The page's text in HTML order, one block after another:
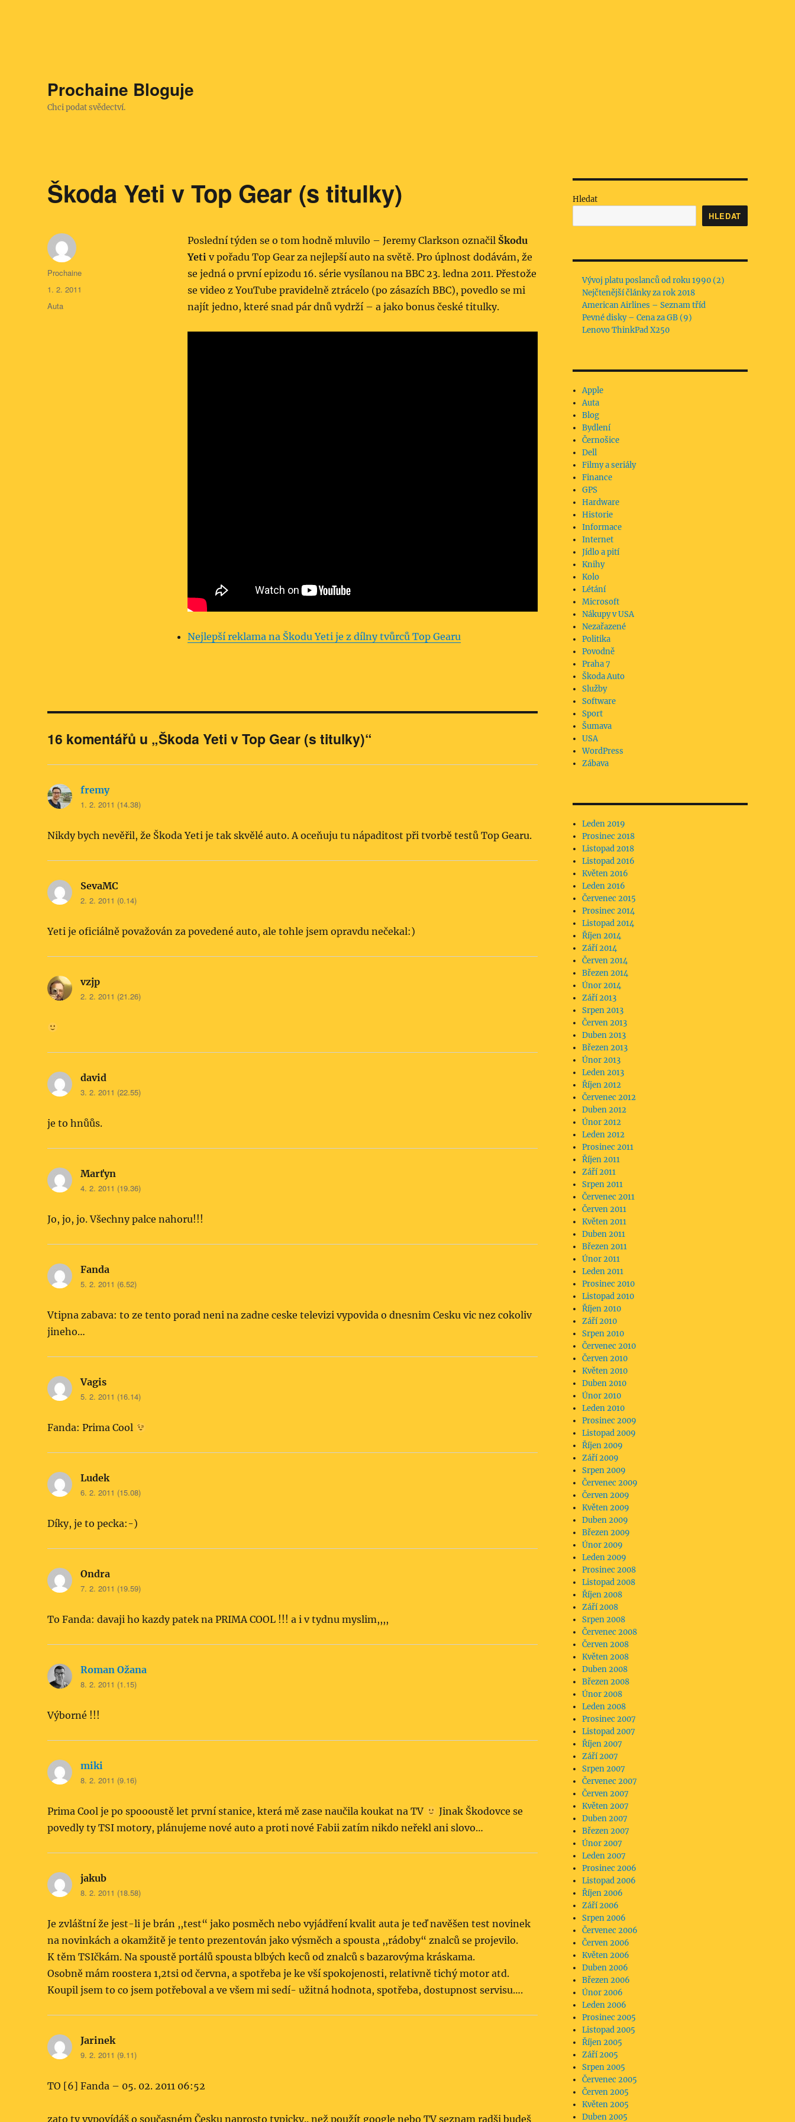
Prochaine Bloguje
Chci podat svědectví.
Škoda Yeti v Top Gear (s titulky)
Poslední týden se o tom hodně mluvilo – Jeremy Clarkson označil Škodu
Yetiv pořadu Top Gear za nejlepší auto na světě. Pro úplnost dodávám, že
se jedná o první epizodu 16. série vysílanou na BBC 23. ledna 2011. Přestože
se video z YouTube pravidelně ztrácelo (po zásazích BBC), povedlo se mi
najít jedno, které snad pár dnů vydrží – a jako bonus české titulky.
Nejlepší reklama na Škodu Yeti je z dílny tvůrců Top Gearu
Autor:
Prochaine
Publikováno:
1. 2. 2011
Rubriky:
Auta
16 komentářů u „Škoda Yeti v Top Gear (s titulky)“
fremynapsal:
1. 2. 2011 (14.38)
Nikdy bych nevěřil, že Škoda Yeti je tak skvělé auto. A oceňuju tu nápaditost při tvorbě testů Top Gearu.
SevaMC
2. 2. 2011 (0.14)
Yeti je oficiálně považován za povedené auto, ale tohle jsem opravdu nečekal:)
vzjp
2. 2. 2011 (21.26)
david
3. 2. 2011 (22.55)
je to hnůůs.
Marťyn
4. 2. 2011 (19.36)
Jo, jo, jo. Všechny palce nahoru!!!
Fanda
5. 2. 2011 (6.52)
Vtipna zabava: to ze tento porad neni na zadne ceske televizi vypovida o dnesnim Cesku vic nez cokoliv
jineho…
Vagis
5. 2. 2011 (16.14)
Fanda: Prima Cool
Ludeknapsal:
6. 2. 2011 (15.08)
Díky, je to pecka:-)
Ondra
7. 2. 2011 (19.59)
To Fanda: davaji ho kazdy patek na PRIMA COOL !!! a i v tydnu myslim,,,,
Roman Ožana
8. 2. 2011 (1.15)
Výborné !!!
miki
8. 2. 2011 (9.16)
Prima Cool je po spoooustě let první stanice, která mě zase naučila koukat na TV
Jinak Škodovce se
povedly ty TSI motory, plánujeme nové auto a proti nové Fabii zatím nikdo neřekl ani slovo…
jakub
8. 2. 2011 (18.58)
Je zvláštní že jest-li je brán ,,test“ jako posměch nebo vyjádření kvalit auta je teď navěšen test novinek
na novinkách a okamžitě je tento prezentován jako výsměch a spousta ,,rádoby“ znalců se projevilo.
K těm TSIčkám. Na spoustě portálů spousta blbých keců od znalců s bazarovýma kráskama.
Osobně mám roostera 1,2tsi od června, a spotřeba je ke vší spokojenosti, relativně tichý motor atd.
Koupil jsem to co jsem potřeboval a ve všem mi sedí- užitná hodnota, spotřeba, dostupnost servisu….
Jarineknapsal:
9. 2. 2011 (9.11)
TO [6] Fanda – 05. 02. 2011 06:52
zato ty vypovídáš o současném Česku naprosto typicky.. než použít google nebo TV seznam radši budeš
Hledat
HLEDAT
Vývoj platu poslanců od roku 1990 (2)
Nejčtenější články za rok 2018
American Airlines – Seznam tříd
Pevné disky – Cena za GB (9)
Lenovo ThinkPad X250
Apple
Auta
Blog
Bydlení
Černošice
Dell
Filmy a seriály
Finance
GPS
Hardware
Historie
Informace
Internet
Jídlo a pití
Knihy
Kolo
Létání
Microsoft
Nákupy v USA
Nezařazené
Politika
Povodně
Praha 7
Škoda Auto
Služby
Software
Sport
Šumava
USA
WordPress
Zábava
Leden 2019
Prosinec 2018
Listopad 2018
Listopad 2016
Květen 2016
Leden 2016
Červenec 2015
Prosinec 2014
Listopad 2014
Říjen 2014
Září 2014
Červen 2014
Březen 2014
Únor 2014
Září 2013
Srpen 2013
Červen 2013
Duben 2013
Březen 2013
Únor 2013
Leden 2013
Říjen 2012
Červenec 2012
Duben 2012
Únor 2012
Leden 2012
Prosinec 2011
Říjen 2011
Září 2011
Srpen 2011
Červenec 2011
Červen 2011
Květen 2011
Duben 2011
Březen 2011
Únor 2011
Leden 2011
Prosinec 2010
Listopad 2010
Říjen 2010
Září 2010
Srpen 2010
Červenec 2010
Červen 2010
Květen 2010
Duben 2010
Únor 2010
Leden 2010
Prosinec 2009
Listopad 2009
Říjen 2009
Září 2009
Srpen 2009
Červenec 2009
Červen 2009
Květen 2009
Duben 2009
Březen 2009
Únor 2009
Leden 2009
Prosinec 2008
Listopad 2008
Říjen 2008
Září 2008
Srpen 2008
Červenec 2008
Červen 2008
Květen 2008
Duben 2008
Březen 2008
Únor 2008
Leden 2008
Prosinec 2007
Listopad 2007
Říjen 2007
Září 2007
Srpen 2007
Červenec 2007
Červen 2007
Květen 2007
Duben 2007
Březen 2007
Únor 2007
Leden 2007
Prosinec 2006
Listopad 2006
Říjen 2006
Září 2006
Srpen 2006
Červenec 2006
Červen 2006
Květen 2006
Duben 2006
Březen 2006
Únor 2006
Leden 2006
Prosinec 2005
Listopad 2005
Říjen 2005
Září 2005
Srpen 2005
Červenec 2005
Červen 2005
Květen 2005
Duben 2005